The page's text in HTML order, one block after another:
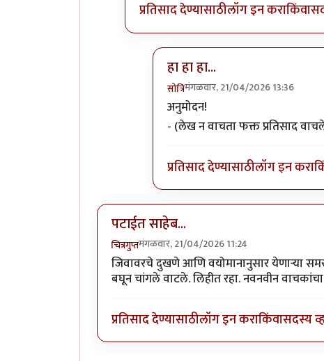
प्रतिसाद देण्यासाठीलॉग इन कराकिंवा
हा हा हा...
सोत्रिमंगळवार, 21/04/2026 13:36
In reply to
अनुमोदन!
- (लेख न वाचता फक्त प्रतिसाद
प्रतिसाद देण्यासाठीलॉग इन करा
पटाईत साहेब...
चित्रगुप्तमंगळवार, 21/04/2026 11:24
जिवावरचे दुखणे आणि वयोमानानुसार येणाऱ्या
बघून चांगले वाटले. लिहीत रहा. नवनवीन
प्रतिसाद देण्यासाठीलॉग इन कराकिंवासदस्य